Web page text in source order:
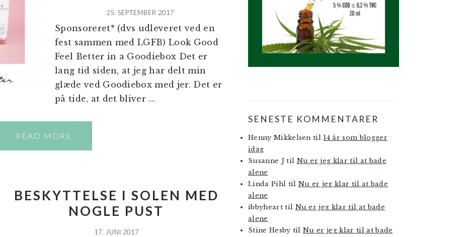
25. SEPTEMBER 2017
Sponsoreret* (dvs udleveret ved en
fest sammen med LGFB) Look Good
Feel Better in a Goodiebox Det er
lang tid siden, at jeg har delt min
glæde ved Goodiebox med jer. Det er
på tide, at det bliver ...
READ MORE
BESKYTTELSE I SOLEN MED
NOGLE PUST
17. JUNI 2017
SENESTE KOMMENTARER
Henny Mikkelsen til 14 år som blogger
idag
Susanne Jtil Nu er jeg klar til at bade
alene
Linda Pihl til Nu er jeg klar til at bade
alene
ibbyhearttil Nu er jeg klar til at bade
alene
Stine Hesby tilNu er jeg klar til at bade